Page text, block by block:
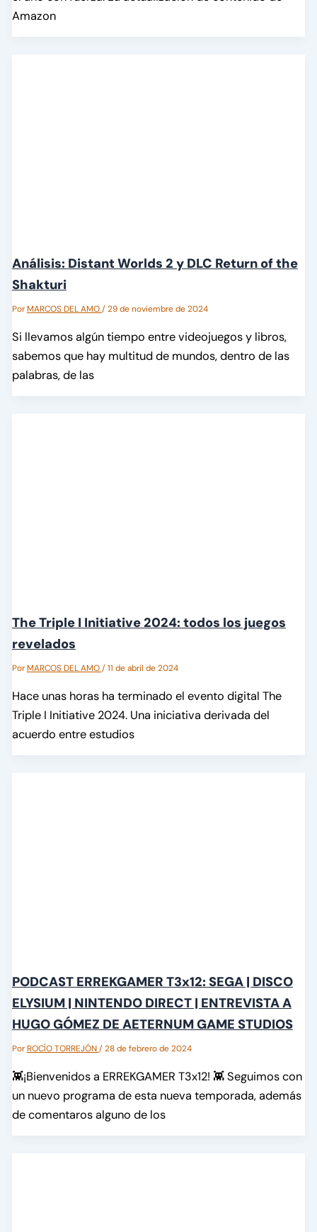
Amazon
Análisis: Distant Worlds 2 y DLC Return of the
Shakturi
PorMARCOS DEL AMO/29 de noviembre de 2024
Si llevamos algún tiempo entre videojuegos y libros,
sabemos que hay multitud de mundos, dentro de las
palabras, de las
The Triple I Initiative 2024: todos los juegos
revelados
PorMARCOS DEL AMO/11 de abril de 2024
Hace unas horas ha terminado el evento digital The
Triple I Initiative 2024. Una iniciativa derivada del
acuerdo entre estudios
PODCAST ERREKGAMER T3x12: SEGA | DISCO
ELYSIUM | NINTENDO DIRECT | ENTREVISTA A
HUGO GÓMEZ DE AETERNUM GAME STUDIOS
PorROCÍO TORREJÓN/28 de febrero de 2024
👾¡Bienvenidos a ERREKGAMER T3x12! 👾 Seguimos con
un nuevo programa de esta nueva temporada, además
de comentaros alguno de los